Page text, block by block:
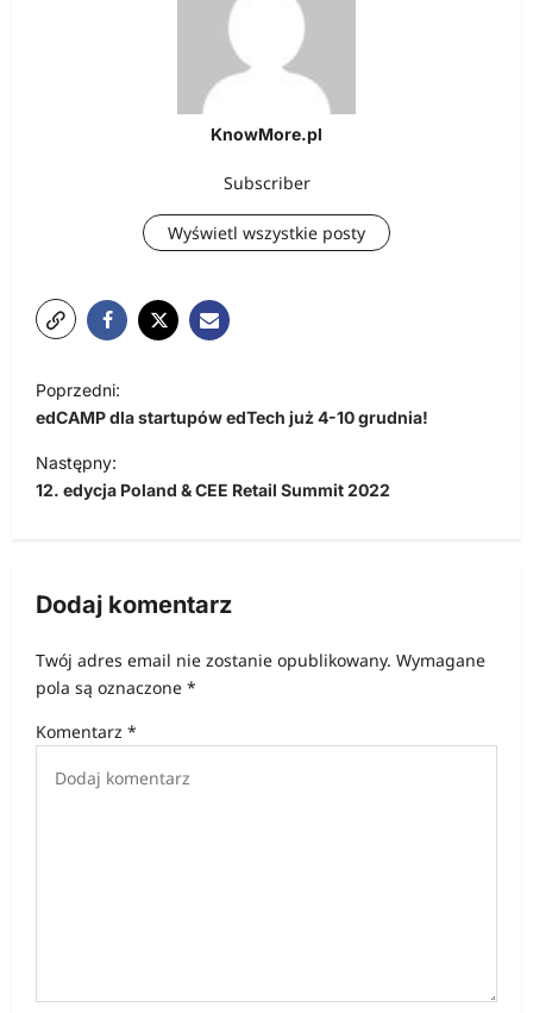
KnowMore.pl
Subscriber
Wyświetl wszystkie posty
a
w
i
c
a
w
p
Poprzedni:
edCAMP dla startupów edTech już 4-10 grudnia!
Następny:
12. edycja Poland & CEE Retail Summit 2022
Dodaj komentarz
Twój adres email nie zostanie opublikowany. Wymagane
pola są oznaczone *
Komentarz *